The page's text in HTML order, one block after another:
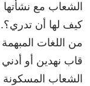
الشعاب مع نشأتها
كيف لها أن
من اللغات
قاب نهدين أو
الشعاب المسكونة